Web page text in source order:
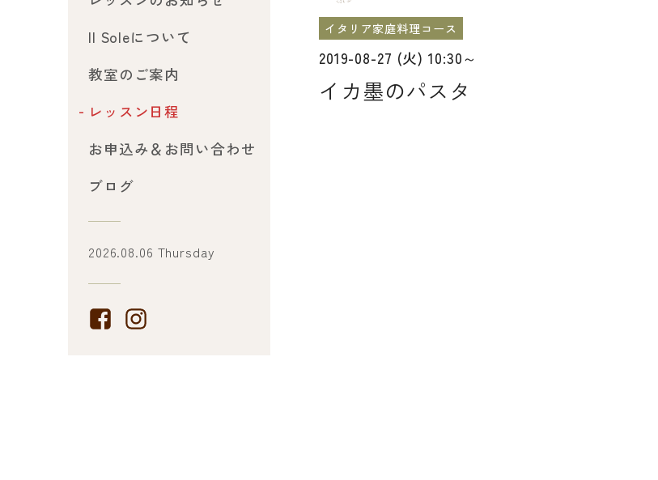
Il Soleについて
教室のご案内
レッスン日程
お申込み＆お問い合わせ
ブログ
2026.08.06 Thursday
イタリア家庭料理コース
2019-08-27 (火) 10:30～
イカ墨のパスタ